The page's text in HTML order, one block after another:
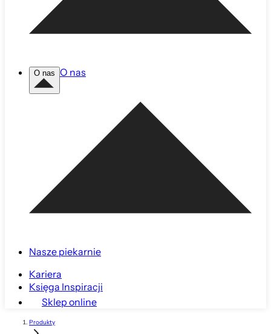
O nas O nas
Nasze piekarnie
Kariera
Księga Inspiracji
Sklep online
Produkty